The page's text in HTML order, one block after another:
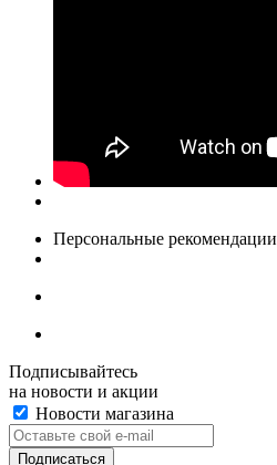
Персональные рекомендации
Подписывайтесь
на новости и акции
Новости магазина